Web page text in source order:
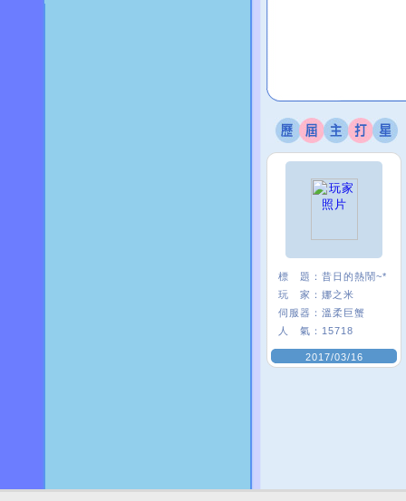
標 題： 昔日的熱鬧~*
玩 家： 娜之米
伺服器： 溫柔巨蟹
人 氣： 15718
2017/03/16